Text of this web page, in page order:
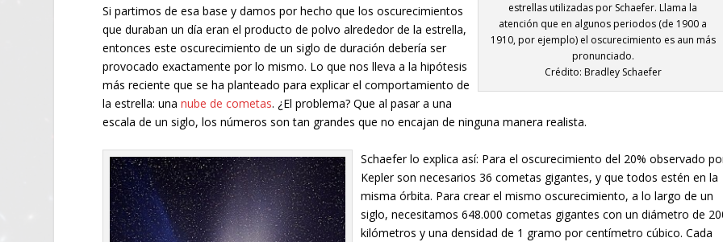
estrellas utilizadas por Schaefer. Llama la
atención que en algunos periodos (de 1900 a
1910, por ejemplo) el oscurecimiento es aun más
pronunciado.
Crédito: Bradley Schaefer
Si partimos de esa base y damos por hecho que los oscurecimientos
que duraban un día eran el producto de polvo alrededor de la estrella,
entonces este oscurecimiento de un siglo de duración debería ser
provocado exactamente por lo mismo. Lo que nos lleva a la hipótesis
más reciente que se ha planteado para explicar el comportamiento de
la estrella: unanube de cometas. ¿El problema? Que al pasar a una
escala de un siglo, los números son tan grandes que no encajan de ninguna manera realista.
Schaefer lo explica así: Para el oscurecimiento del 20% observado
Kepler son necesarios 36 cometas gigantes, y que todos estén en la
misma órbita. Para crear el mismo oscurecimiento, a lo largo de un
siglo, necesitamos 648.000 cometas gigantes con un diámetro de
kilómetros y una densidad de 1 gramo por centímetro cúbico. Cada